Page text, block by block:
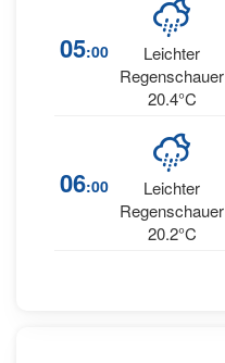
05:00
Leichter
Regenschauer
20.4°C
06:00
Leichter
Regenschauer
20.2°C